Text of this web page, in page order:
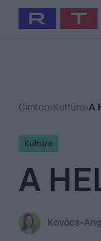
Babits Marcella
Címlap› Kultúra›A
Kultúra
A
Kovács-